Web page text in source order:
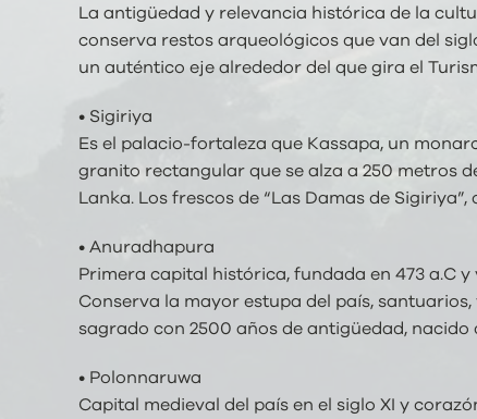
La antigüedad y relevancia histórica de la
conserva restos arqueológicos que van del
un auténtico eje alrededor del que gira el
• Sigiriya
Es el palacio-fortaleza que Kassapa, un
granito rectangular que se alza a 250 metros
Lanka. Los frescos de “Las Damas de
• Anuradhapura
Primera capital histórica, fundada en 473 a.C
Conserva la mayor estupa del país,
sagrado con 2500 años de antigüedad,
• Polonnaruwa
Capital medieval del país en el siglo XI y